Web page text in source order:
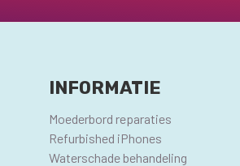
INFORMATIE
Moederbord reparaties
Refurbished iPhones
Waterschade behandeling